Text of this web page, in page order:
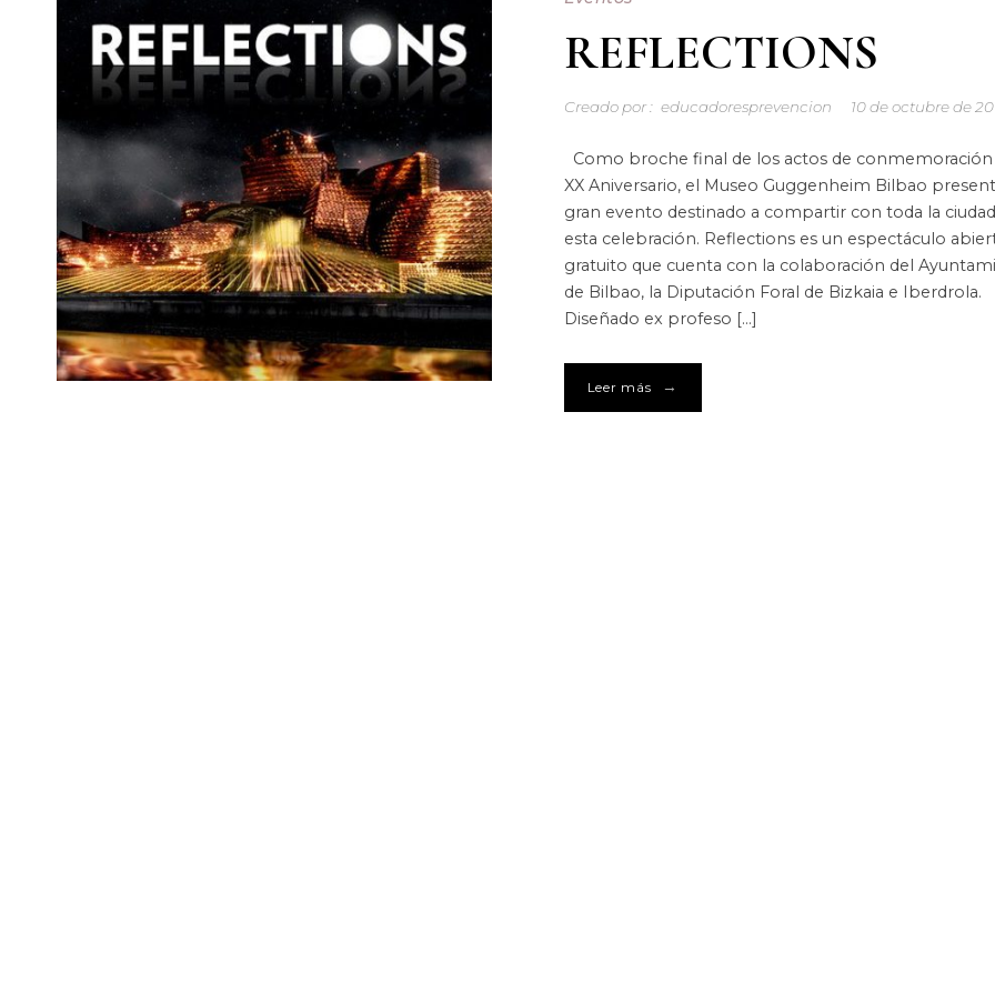
REFLECTIONS
Creado por : educadoresprevencion 10 de octubre de
Como broche final de los actos de conmemoración
XX Aniversario, el Museo Guggenheim Bilbao
gran evento destinado a compartir con toda la
esta celebración. Reflections es un espectáculo
gratuito que cuenta con la colaboración del
de Bilbao, la Diputación Foral de Bizkaia e Iberdrola.
Diseñado ex profeso […]
Leer más →